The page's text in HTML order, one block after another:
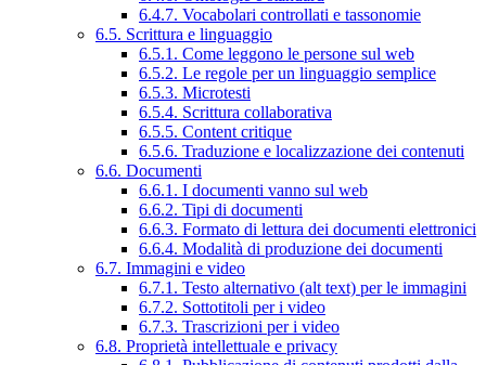
6.4.7. Vocabolari controllati e tassonomie
6.5. Scrittura e linguaggio
6.5.1. Come leggono le persone sul web
6.5.2. Le regole per un linguaggio semplice
6.5.3. Microtesti
6.5.4. Scrittura collaborativa
6.5.5. Content critique
6.5.6. Traduzione e localizzazione dei contenuti
6.6. Documenti
6.6.1. I documenti vanno sul web
6.6.2. Tipi di documenti
6.6.3. Formato di lettura dei documenti elettronici
6.6.4. Modalità di produzione dei documenti
6.7. Immagini e video
6.7.1. Testo alternativo (alt text) per le immagini
6.7.2. Sottotitoli per i video
6.7.3. Trascrizioni per i video
6.8. Proprietà intellettuale e privacy